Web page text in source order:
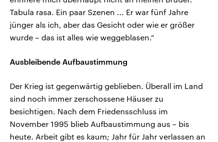
Tabula rasa. Ein paar Szenen ... Er war fünf Jahre
jünger als ich, aber das Gesicht oder wie er größer
wurde – das ist alles wie weggeblasen.“
Ausbleibende Aufbaustimmung
Der Krieg ist gegenwärtig geblieben. Überall im Land
sind noch immer zerschossene Häuser zu
besichtigen. Nach dem Friedensschluss im
November 1995 blieb Aufbaustimmung aus – bis
heute. Arbeit gibt es kaum; Jahr für Jahr verlassen an